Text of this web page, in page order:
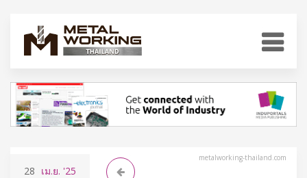
metalworking-thailand.com
28 เม.ย. '25